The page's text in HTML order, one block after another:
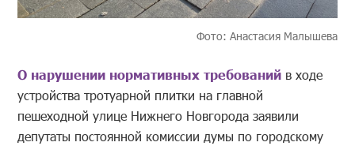
Фото: Анастасия Малышева
О нарушении нормативных требований в ходе
устройства тротуарной плитки на главной
пешеходной улице Нижнего Новгорода заявили
депутаты постоянной комиссии думы по городскому